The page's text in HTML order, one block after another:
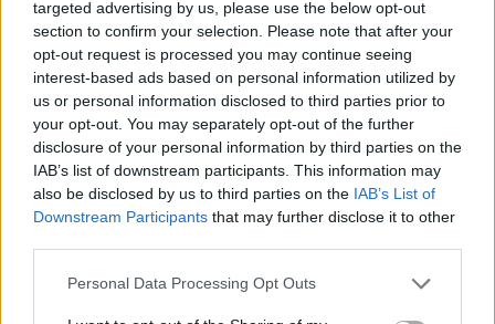
targeted advertising by us, please use the below opt-out
section to confirm your selection. Please note that after your
opt-out request is processed you may continue seeing
interest-based ads based on personal information utilized by
us or personal information disclosed to third parties prior to
your opt-out. You may separately opt-out of the further
disclosure of your personal information by third parties on the
IAB’s list of downstream participants. This information may
also be disclosed by us to third parties on the IAB’s List of
Downstream Participants that may further disclose it to other
Personal Data Processing Opt Outs
constituindo um dos principais momentos de promoção
do município e da Beira Interior.
Para António Carlos, o crescimento alcançado ao longo
dos últimos anos representa o cumprimento dos
objetivos que traçou quando iniciou o seu percurso no
setor imobiliário. O empresário considera que o
reconhecimento conquistado resulta da proximidade
com a comunidade e da capacidade de apoiar não apenas
locais e projetos de desenvolvimento regional. Segundo
ATUALIDADE
Rio de Janeiro: Governo do Estado
propõe parceria com a FUNCEX para
“reforçar inteligência sobre
comércio exterior”
Publicado 12 horas atrás on 06/08/2026